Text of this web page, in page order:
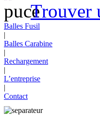
Trouver
Balles Fusil
|
Balles Carabine
|
Rechargement
|
L’entreprise
|
Contact